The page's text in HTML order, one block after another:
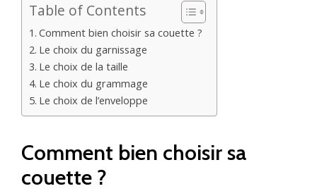
Table of Contents
Comment bien choisir sa couette ?
Le choix du garnissage
Le choix de la taille
Le choix du grammage
Le choix de l’enveloppe
Comment bien choisir sa
couette ?